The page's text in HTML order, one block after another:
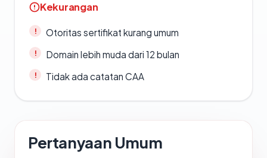
Kekurangan
Otoritas sertifikat kurang umum
Domain lebih muda dari 12 bulan
Tidak ada catatan CAA
Pertanyaan Umum